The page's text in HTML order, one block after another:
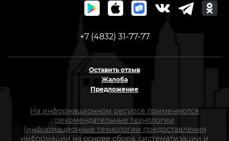
+7 (4832) 31-77-77
Оставить отзыв
Жалоба
Предложение
На информационном ресурсе применяются
рекомендательные технологии
(информационные технологии предоставления
информации на основе сбора, систематизации и